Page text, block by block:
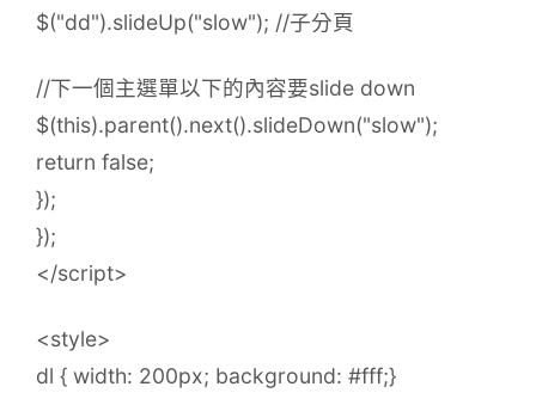
$("dd").slideUp("slow"); //子分頁
//下一個主選單以下的內容要slide down
$(this).parent().next().slideDown("slow");
return false;
});
});
</script>
<style>
dl { width: 200px; background: #fff;}